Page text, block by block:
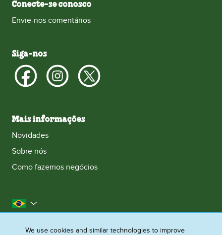
Conecte-se conosco
Envie-nos comentários
Siga-nos
Mais informações
Novidades
Sobre nós
Como fazemos negócios
Brasil
Acessibilidade
Aviso de Cookies
We use cookies and similar technologies to improve